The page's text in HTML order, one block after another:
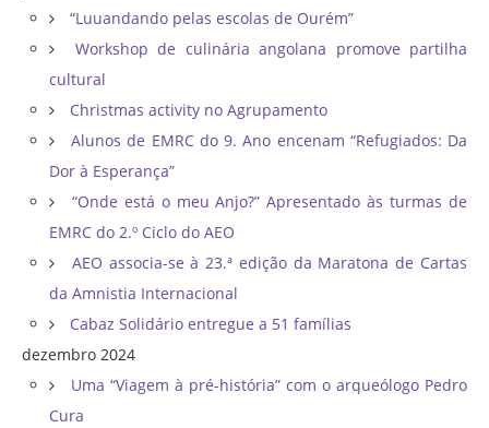
“Luuandando pelas escolas de Ourém”
Workshop de culinária angolana promove partilha
cultural
Christmas activity no Agrupamento
Alunos de EMRC do 9. Ano encenam “Refugiados: Da
Dor à Esperança”
“Onde está o meu Anjo?” Apresentado às turmas de
EMRC do 2.º Ciclo do AEO
AEO associa-se à 23.ª edição da Maratona de Cartas
da Amnistia Internacional
Cabaz Solidário entregue a 51 famílias
dezembro 2024
Uma “Viagem à pré-história” com o arqueólogo Pedro
Cura